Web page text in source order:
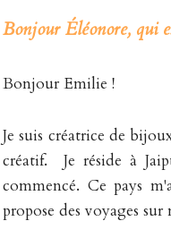
Bonjour Éléonore, qui
Bonjour Emilie !
Je suis créatrice de
créatif.  Je réside à
commencé. Ce pays
propose des voyages sur